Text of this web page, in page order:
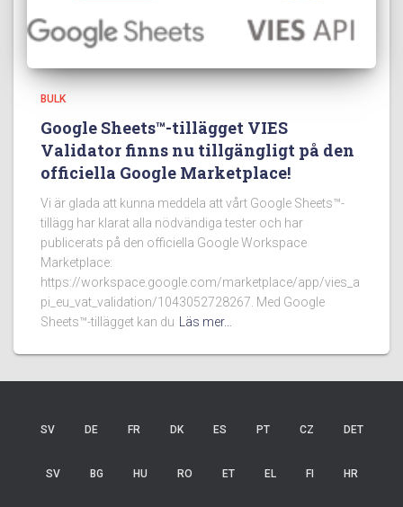
BULK
Google Sheets™-tillägget VIES
Validator finns nu tillgängligt på den
officiella Google Marketplace!
Vi är glada att kunna meddela att vårt Google Sheets™-
tillägg har klarat alla nödvändiga tester och har
publicerats på den officiella Google Workspace
Marketplace:
https://workspace.google.com/marketplace/app/vies_a
pi_eu_vat_validation/1043052728267. Med Google
Sheets™-tillägget kan du
Läs mer…
SV DE FR DK ES PT CZ DET
SV BG HU RO ET EL FI HR